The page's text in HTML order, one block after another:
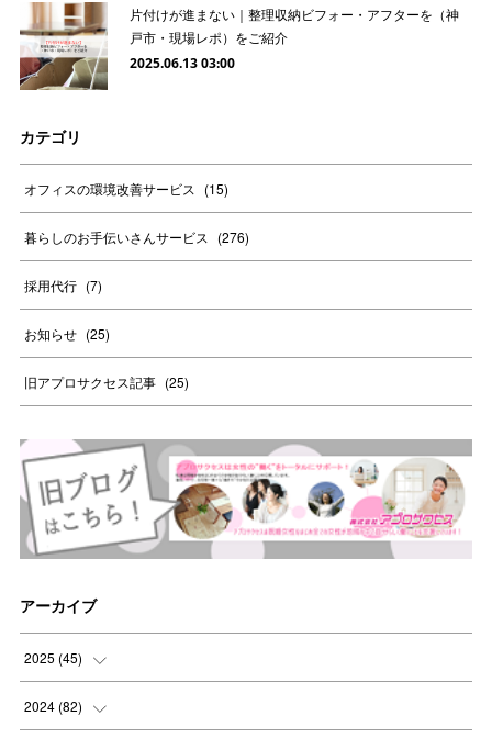
片付けが進まない｜整理収納ビフォー・アフターを（神
戸市・現場レポ）をご紹介
2025.06.13 03:00
カテゴリ
オフィスの環境改善サービス (15)
暮らしのお手伝いさんサービス (276)
採用代行 (7)
お知らせ (25)
旧アプロサクセス記事 (25)
アーカイブ
2025 (45)
(8
2024 (82)